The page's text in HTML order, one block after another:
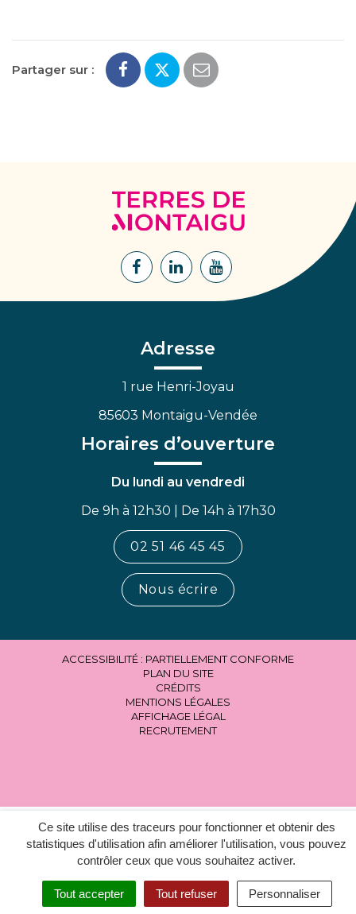
Ce site utilise des traceurs pour fonctionner et obtenir des
statistiques d'utilisation afin améliorer l'utilisation, vous pouvez
contrôler ceux que vous souhaitez activer.
Tout accepter Tout refuser Personnaliser
MENU RECHERCHER EN 1 CLIC ACCESSIBILITÉ
Partager sur :
Terres
de
Montaigu
Lien
Facebook
Lien
Lien
Adresse
1 rue Henri-Joyau
85603 Montaigu-Vendée
Horaires d’ouverture
Du lundi au vendredi
De 9h à 12h30 | De 14h à 17h30
02 51 46 45 45
Nous écrire
ACCESSIBILITÉ : PARTIELLEMENT CONFORME
PLAN DU SITE
CRÉDITS
MENTIONS LÉGALES
AFFICHAGE LÉGAL
RECRUTEMENT